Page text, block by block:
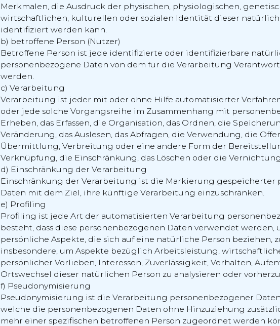
Merkmalen, die Ausdruck der physischen, physiologischen,
wirtschaftlichen, kulturellen oder sozialen Identität dieser
identifiziert werden kann.
b) betroffene Person (Nutzer)
Betroffene Person ist jede identifizierte oder identifizierbare
personenbezogene Daten von dem für die Verarbeitung
werden.
c) Verarbeitung
Verarbeitung ist jeder mit oder ohne Hilfe automatisierter
oder jede solche Vorgangsreihe im Zusammenhang mit
Erheben, das Erfassen, die Organisation, das Ordnen, die
Veränderung, das Auslesen, das Abfragen, die Verwendung, die
Übermittlung, Verbreitung oder eine andere Form der
Verknüpfung, die Einschränkung, das Löschen oder die Vernichtung.
d) Einschränkung der Verarbeitung
Einschränkung der Verarbeitung ist die Markierung gespeicherter
Daten mit dem Ziel, ihre künftige Verarbeitung einzuschränken.
e) Profiling
Profiling ist jede Art der automatisierten Verarbeitung
besteht, dass diese personenbezogenen Daten verwendet werden,
persönliche Aspekte, die sich auf eine natürliche Person beziehen,
insbesondere, um Aspekte bezüglich Arbeitsleistung,
persönlicher Vorlieben, Interessen, Zuverlässigkeit, Verhalten,
Ortswechsel dieser natürlichen Person zu analysieren oder
f) Pseudonymisierung
Pseudonymisierung ist die Verarbeitung personenbezogener
welche die personenbezogenen Daten ohne Hinzuziehung
mehr einer spezifischen betroffenen Person zugeordnet werden